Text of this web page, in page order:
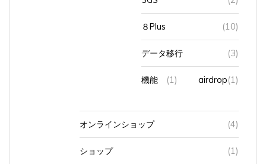
８Plus (10)
データ移行 (3)
機能 (1) airdrop(1)
オンラインショップ (4)
ショップ (1)